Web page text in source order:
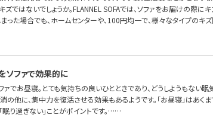
ではないでしょうか。FLANNEL SOFAでは、ソファをお届けの際に
った場合でも、ホームセンターや、100円均一で、様々なタイプの
ソファで効果的に
でお昼寝。とても気持ちの良いひとときであり、どうしようもない眠
の他に、集中力を復活させる効果もあるようです。「お昼寝」はあくま
眠り過ぎない」ことがポイントです。……